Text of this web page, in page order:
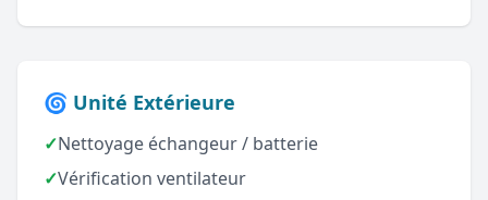
🌀 Unité Extérieure
✓Nettoyage échangeur / batterie
✓Vérification ventilateur